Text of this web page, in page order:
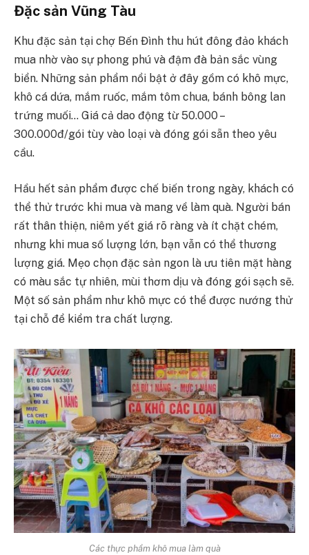
Đặc sản Vũng Tàu
Khu đặc sản tại chợ Bến Đình thu hút đông đảo khách
mua nhờ vào sự phong phú và đậm đà bản sắc vùng
biển. Những sản phẩm nổi bật ở đây gồm có khô mực,
khô cá dứa, mắm ruốc, mắm tôm chua, bánh bông lan
trứng muối… Giá cả dao động từ 50.000 –
300.000đ/gói tùy vào loại và đóng gói sẵn theo yêu
cầu.
Hầu hết sản phẩm được chế biến trong ngày, khách có
thể thử trước khi mua và mang về làm quà. Người bán
rất thân thiện, niêm yết giá rõ ràng và ít chặt chém,
nhưng khi mua số lượng lớn, bạn vẫn có thể thương
lượng giá. Mẹo chọn đặc sản ngon là ưu tiên mặt hàng
có màu sắc tự nhiên, mùi thơm dịu và đóng gói sạch sẽ.
Một số sản phẩm như khô mực có thể được nướng thử
tại chỗ để kiểm tra chất lượng.
Các thực phẩm khô mua làm quà